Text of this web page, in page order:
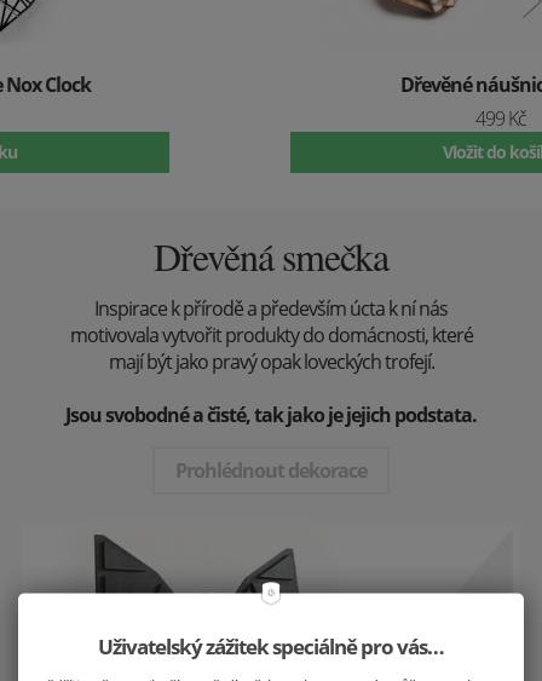
Dřevěná smečka
Inspirace k přírodě a především úcta k ní nás
motivovala vytvořit produkty do domácnosti, které
mají být jako pravý opak loveckých trofejí.
Jsou svobodné a čisté, tak jako je jejich podstata.
Prohlédnout dekorace
Uživatelský zážitek speciálně pro vás…